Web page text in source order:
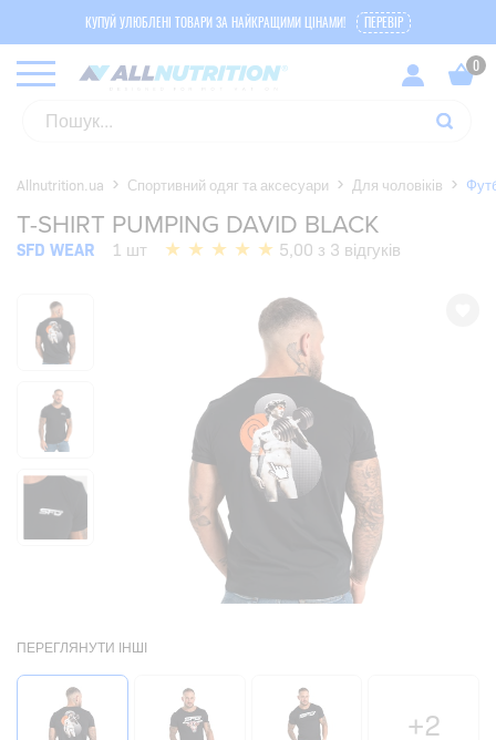
КУПУЙ УЛЮБЛЕНІ ТОВАРИ ЗА НАЙКРАЩИМИ ЦІНАМИ! ПЕРЕВІР
Allnutrition.ua Спортивний одяг та аксесуари Для чоловіків
T-SHIRT PUMPING DAVID BLACK
SFD WEAR 1 шт 5,00 з 3 відгуків
ПЕРЕГЛЯНУТИ ІНШІ
+2